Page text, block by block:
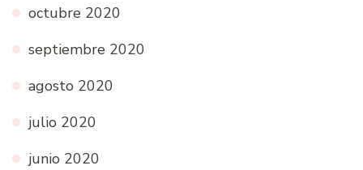
octubre 2020
septiembre 2020
agosto 2020
julio 2020
junio 2020